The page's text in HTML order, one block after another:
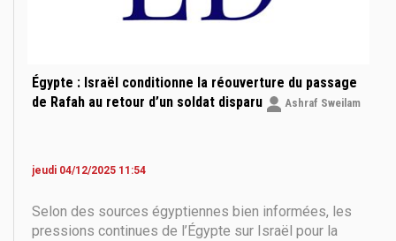
Égypte : Israël conditionne la réouverture du passage
de Rafah au retour d’un soldat disparu
Ashraf Sweilam
jeudi 04/12/2025 11:54
Selon des sources égyptiennes bien informées, les
pressions continues de l’Égypte sur Israël pour la